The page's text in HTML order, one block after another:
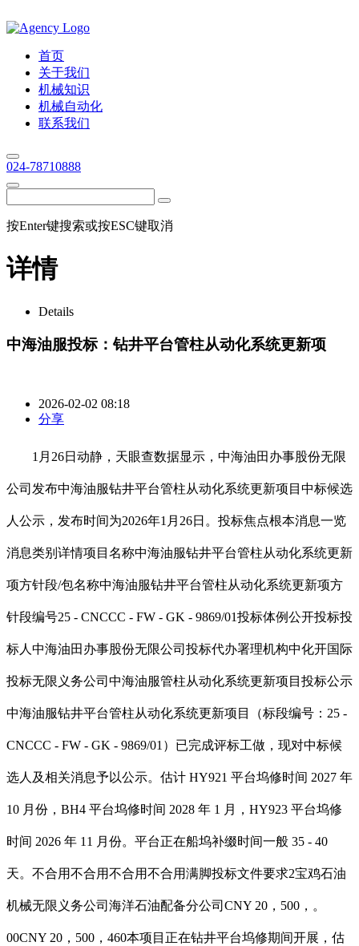
首页
关于我们
机械知识
机械自动化
联系我们
024-78710888
按Enter键搜索或按ESC键取消
详情
Details
中海油服投标：钻井平台管柱从动化系统更新项
2026-02-02 08:18
分享
1月26日动静，天眼查数据显示，中海油田办事股份无限
公司发布中海油服钻井平台管柱从动化系统更新项目中标候选
人公示，发布时间为2026年1月26日。投标焦点根本消息一览
消息类别详情项目名称中海油服钻井平台管柱从动化系统更新
项方针段/包名称中海油服钻井平台管柱从动化系统更新项方
针段编号25 - CNCCC - FW - GK - 9869/01投标体例公开投标投
标人中海油田办事股份无限公司投标代办署理机构中化开国际
投标无限义务公司中海油服管柱从动化系统更新项目投标公示
中海油服钻井平台管柱从动化系统更新项目（标段编号：25 -
CNCCC - FW - GK - 9869/01）已完成评标工做，现对中标候
选人及相关消息予以公示。估计 HY921 平台坞修时间 2027 年
10 月份，BH4 平台坞修时间 2028 年 1 月，HY923 平台坞修
时间 2026 年 11 月份。平台正在船坞补缀时间一般 35 - 40
天。不合用不合用不合用不合用满脚投标文件要求2宝鸡石油
机械无限义务公司海洋石油配备分公司CNY 20，500，。
00CNY 20，500，460本项目正在钻井平台坞修期间开展，估